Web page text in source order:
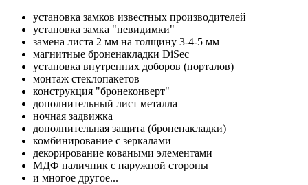
установка замков известных производителей
установка замка "невидимки"
замена листа 2 мм на толщину 3-4-5 мм
магнитные броненакладки DiSec
установка внутренних доборов (порталов)
монтаж стеклопакетов
конструкция "бронеконверт"
дополнительный лист металла
ночная задвижка
дополнительная защита (броненакладки)
комбинирование с зеркалами
декорирование коваными элементами
МДФ наличник с наружной стороны
и многое другое...